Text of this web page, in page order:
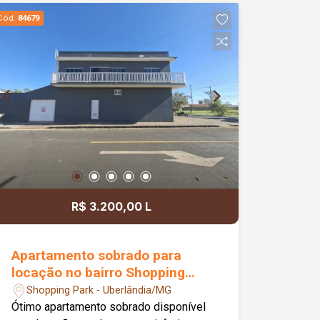
cidade; Ambientes bem distribuídos,
oferecendo conforto e praticidade para
84679
R$ 3.200,00 L
Apartamento sobrado para
locação no bairro Shopping
ParkShopping Park - Uberlândia/MG
Ótimo apartamento sobrado disponível